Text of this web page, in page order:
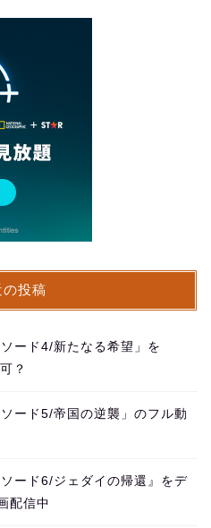
の投稿
ード4/新たなる希望」を
？
ード5/帝国の逆襲」のフル動
ード6/ジェダイの帰還』をデ
配信中